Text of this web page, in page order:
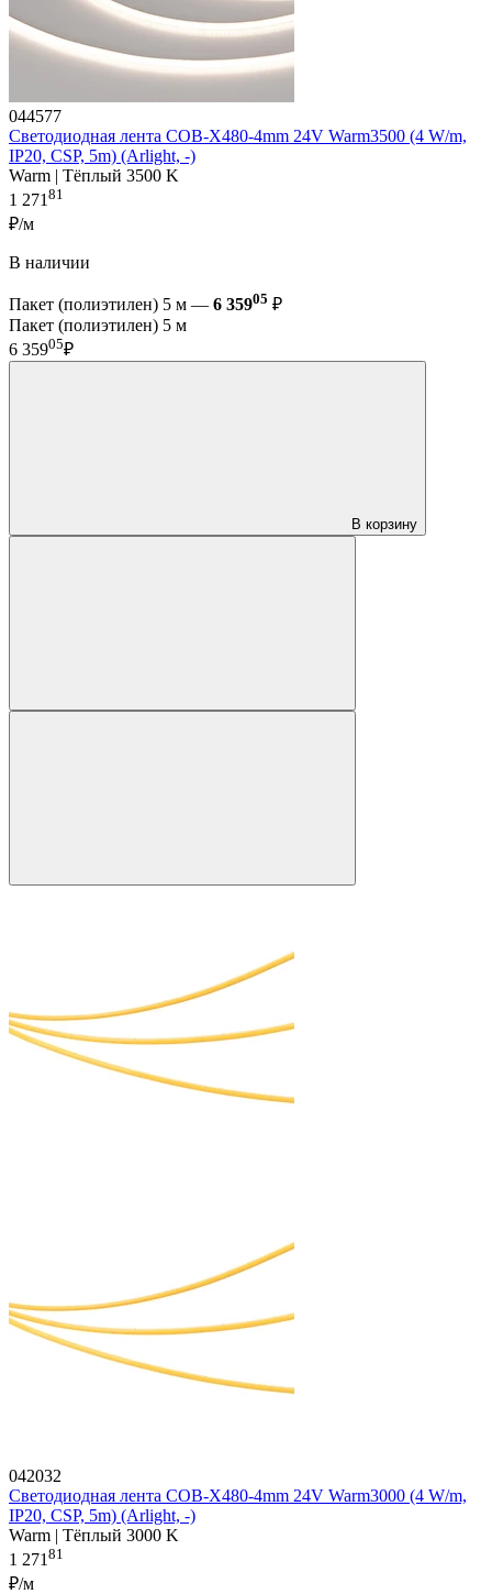
044577
Светодиодная лента COB-X480-4mm 24V Warm3500 (4 W/m,
IP20, CSP, 5m) (Arlight, -)
Warm | Тёплый 3500 K
1 27181
₽/м
В наличии
Пакет (полиэтилен) 5 м — 6 35905 ₽
Пакет (полиэтилен) 5 м
6 35905₽
В корзину
042032
Светодиодная лента COB-X480-4mm 24V Warm3000 (4 W/m,
IP20, CSP, 5m) (Arlight, -)
Warm | Тёплый 3000 K
1 27181
₽/м